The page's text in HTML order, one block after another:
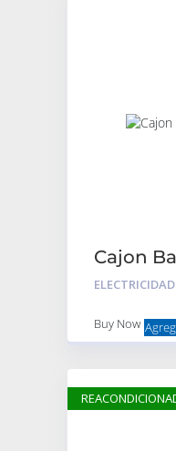
Cajon
Chapa
ELECTRICIDAD
Buy Now